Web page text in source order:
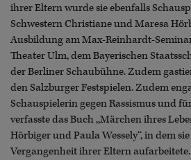
ihrer Eltern wurde sie ebenfalls
Schwestern Christiane und Maresa
Ausbildung am Max-Reinhardt-
Theater Ulm, dem Bayerischen
der Berliner Schaubühne. Zudem
den Salzburger Festspielen. Zudem
Schauspielerin gegen Rassismus und
verfasste das Buch ,,Märchen ihres
Hörbiger und Paula Wessely‘‘, in dem
Vergangenheit ihrer Eltern